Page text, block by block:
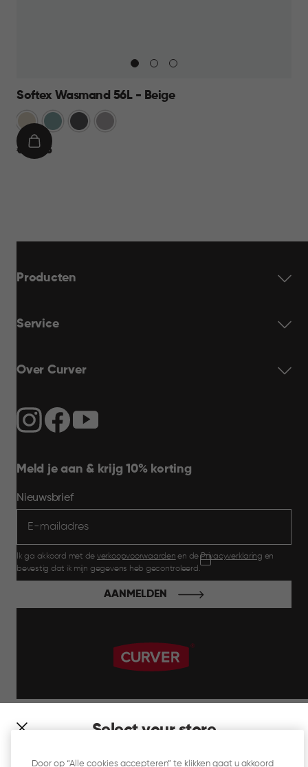
Select your store
Softex Wasmand 56L - Beige
BeigeBlauwAntraciet
Taupe
€
€ 23,95
IN
Producten
Service
Over Curver
Meld je aan & krijg 10% korting
Nieuwsbrief
Ik ga akkoord met de verkoopvoorwaarden en dePrivacyverklaring en
bevestig dat ik mijn gegevens heb gecontroleerd.
AANMELDEN
Door op “Alle cookies accepteren” te klikken gaat u akkoord